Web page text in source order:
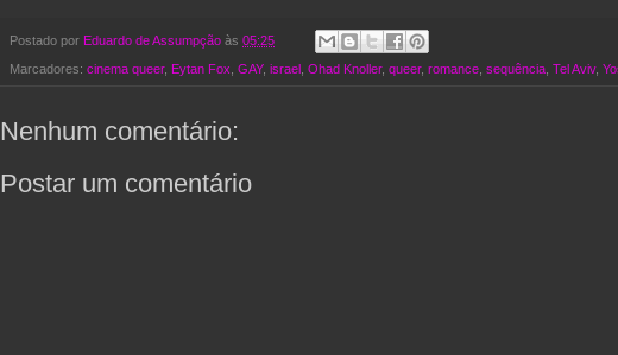
Postado por Eduardo de Assumpção às 05:25
Marcadores: cinema queer, Eytan Fox GAY, israel Ohad Knoller, queer, romance sequência Tel Aviv,
Nenhum comentário:
Postar um comentário